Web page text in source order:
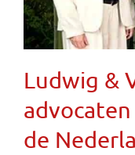
Ludwig &
de